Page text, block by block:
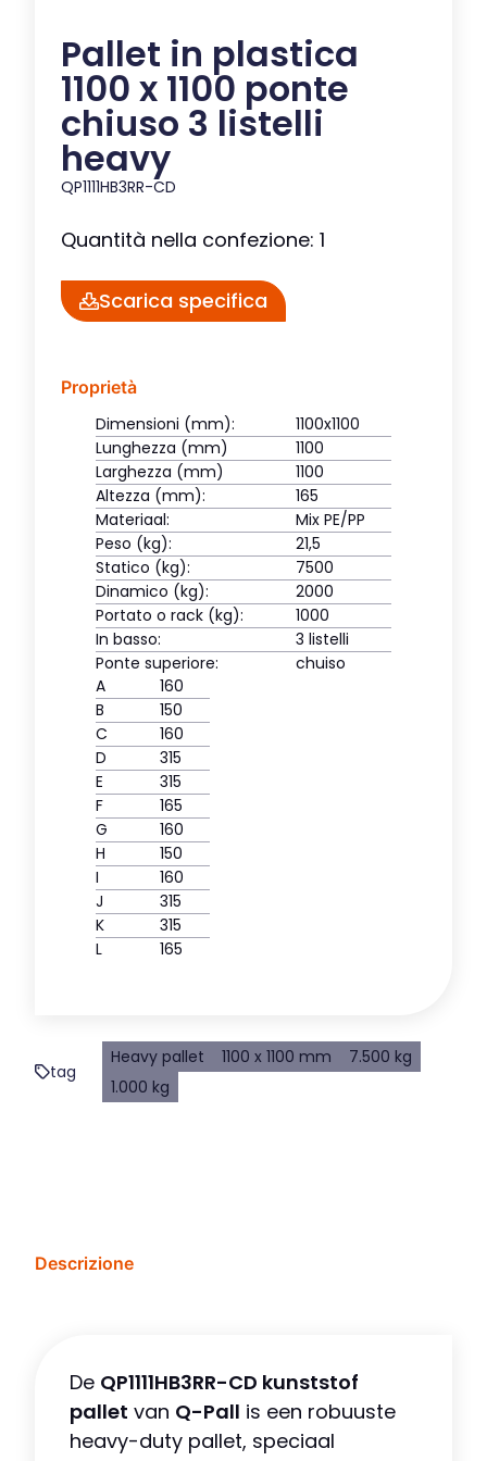
Pallet in plastica
1100 x 1100 ponte
chiuso 3 listelli
heavy
QP1111HB3RR-CD
Quantità nella confezione: 1
Scarica specifica
Proprietà
Dimensioni (mm):
1100x1100
Lunghezza (mm)
1100
Larghezza (mm)
1100
Altezza (mm):
165
Materiaal:
Mix PE/PP
Peso (kg):
21,5
Statico (kg):
7500
Dinamico (kg):
2000
Portato o rack (kg):
1000
In basso:
3 listelli
Ponte superiore:
chuiso
A
160
B
150
C
160
D
315
E
315
F
165
G
160
H
150
I
160
J
315
K
315
L
165
tag
Heavy pallet 1100 x 1100 mm
7.500 kg
1.000 kg
Descrizione
De QP1111HB3RR-CD kunststof
pallet van Q-Pall is een robuuste
heavy-duty pallet, speciaal